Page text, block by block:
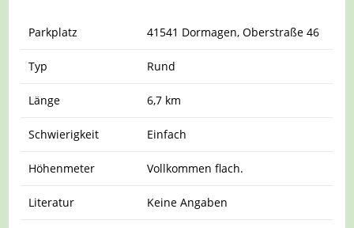
Parkplatz 41541 Dormagen, Oberstraße 46
Typ Rund
Länge 6,7 km
Schwierigkeit Einfach
Höhenmeter Vollkommen flach.
Literatur Keine Angaben